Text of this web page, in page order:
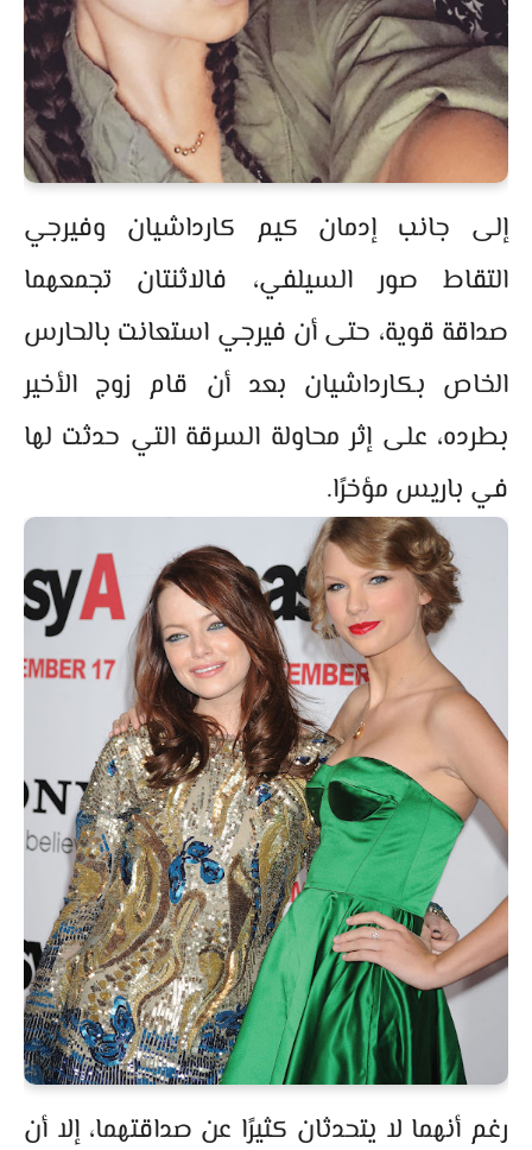
إلى جانب إدمان كيم كارداشيان وفيرجي
التقاط صور السيلفي، فالاثنتان تجمعهما
صداقة قوية، حتى أن فيرجي استعانت بالحارس
الخاص بكارداشيان بعد أن قام زوج الأخير
بطرده، على إثر محاولة السرقة التي حدثت لها
في باريس مؤخرًا.
رغم أنهما لا يتحدثان كثيرًا عن صداقتهما، إلا أن